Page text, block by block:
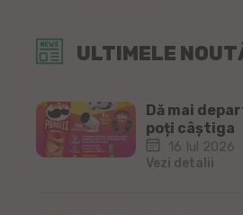
ULTIMELE
Dă mai
poți câștiga
16 Iul 2026
Vezi detalii